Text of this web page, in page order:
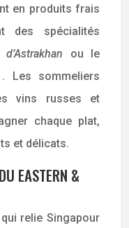
en produits frais
des spécialités
ou le
. Les sommeliers
vins russes et
chaque plat,
et délicats.
EASTERN &
relie Singapour